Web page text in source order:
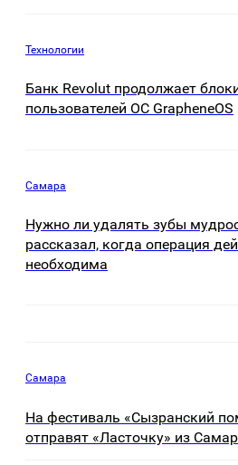
Технологии
Банк Revolut продолжает
пользователей ОС GrapheneOS
Самара
Нужно ли удалять зубы
рассказал, когда операция
необходима
Самара
На фестиваль «Сызранский
отправят «Ласточку» из